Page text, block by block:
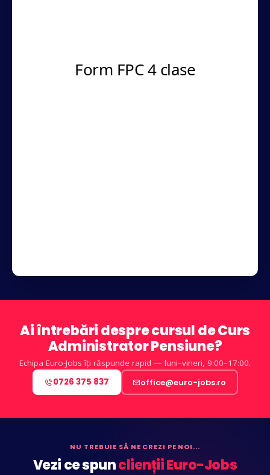
Ai întrebări despre cursul de Curs
Administrator Pensiune?
Echipa Euro-Jobs îți răspunde rapid — luni–vineri, 9:00–17:00.
0726 375 837 office@euro-jobs.ro
NU TREBUIE SĂ NE CREZI PE NOI...
Vezi ce spunclienții Euro-Jobs